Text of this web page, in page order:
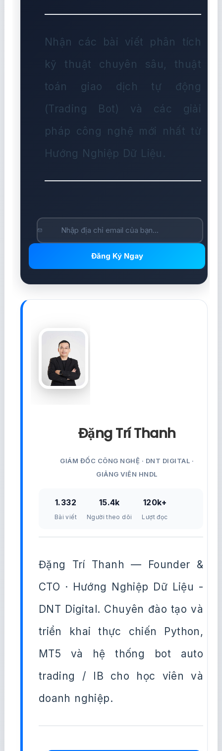
Nhận các bài viết phân tích
kỹ thuật chuyên sâu, thuật
toán giao dịch tự động
(Trading Bot) và các giải
pháp công nghệ mới nhất từ
Hướng Nghiệp Dữ Liệu.
Đăng Ký Ngay
Đặng Trí Thanh
GIÁM ĐỐC CÔNG NGHỆ · DNT DIGITAL ·
GIẢNG VIÊN HNDL
1.332
Bài viết
15.4k
Người theo dõi
120k+
Lượt đọc
Đặng Trí Thanh — Founder &
CTO · Hướng Nghiệp Dữ Liệu -
DNT Digital. Chuyên đào tạo và
triển khai thực chiến Python,
MT5 và hệ thống bot auto
trading / IB cho học viên và
doanh nghiệp.